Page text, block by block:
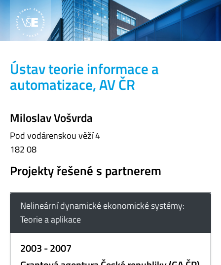
Ústav teorie informace a
automatizace, AV ČR
Miloslav Vošvrda
Pod vodárenskou věží 4
182 08
Projekty řešené s partnerem
Nelineární dynamické ekonomické systémy:
Teorie a aplikace
2003 - 2007